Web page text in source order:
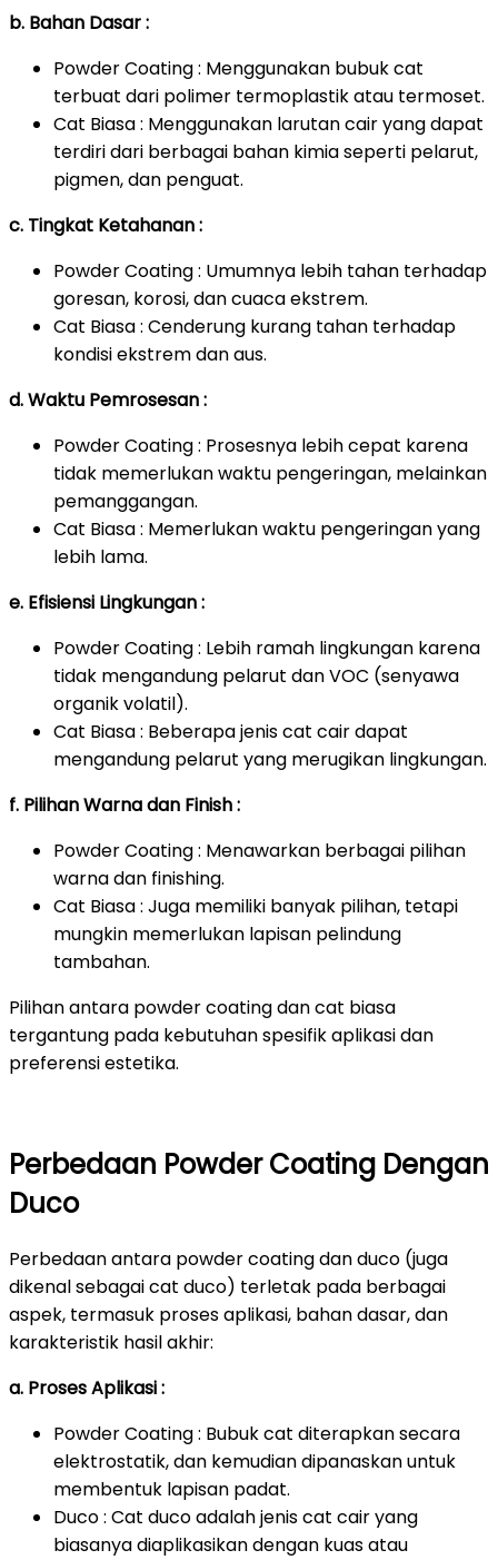
b. Bahan Dasar :
Powder Coating : Menggunakan bubuk cat
terbuat dari polimer termoplastik atau termoset.
Cat Biasa : Menggunakan larutan cair yang dapat
terdiri dari berbagai bahan kimia seperti pelarut,
pigmen, dan penguat.
c. Tingkat Ketahanan :
Powder Coating : Umumnya lebih tahan terhadap
goresan, korosi, dan cuaca ekstrem.
Cat Biasa : Cenderung kurang tahan terhadap
kondisi ekstrem dan aus.
d. Waktu Pemrosesan :
Powder Coating : Prosesnya lebih cepat karena
tidak memerlukan waktu pengeringan, melainkan
pemanggangan.
Cat Biasa : Memerlukan waktu pengeringan yang
lebih lama.
e. Efisiensi Lingkungan :
Powder Coating : Lebih ramah lingkungan karena
tidak mengandung pelarut dan VOC (senyawa
organik volatil).
Cat Biasa : Beberapa jenis cat cair dapat
mengandung pelarut yang merugikan lingkungan.
f. Pilihan Warna dan Finish :
Powder Coating : Menawarkan berbagai pilihan
warna dan finishing.
Cat Biasa : Juga memiliki banyak pilihan, tetapi
mungkin memerlukan lapisan pelindung
tambahan.
Pilihan antara powder coating dan cat biasa
tergantung pada kebutuhan spesifik aplikasi dan
preferensi estetika.
Perbedaan Powder Coating Dengan
Duco
Perbedaan antara powder coating dan duco (juga
dikenal sebagai cat duco) terletak pada berbagai
aspek, termasuk proses aplikasi, bahan dasar, dan
karakteristik hasil akhir:
a. Proses Aplikasi :
Powder Coating : Bubuk cat diterapkan secara
elektrostatik, dan kemudian dipanaskan untuk
membentuk lapisan padat.
Duco : Cat duco adalah jenis cat cair yang
biasanya diaplikasikan dengan kuas atau